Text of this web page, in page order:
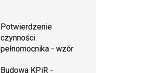
Potwierdzenie
czynności
pełnomocnika - wzór
Budowa KPiR -